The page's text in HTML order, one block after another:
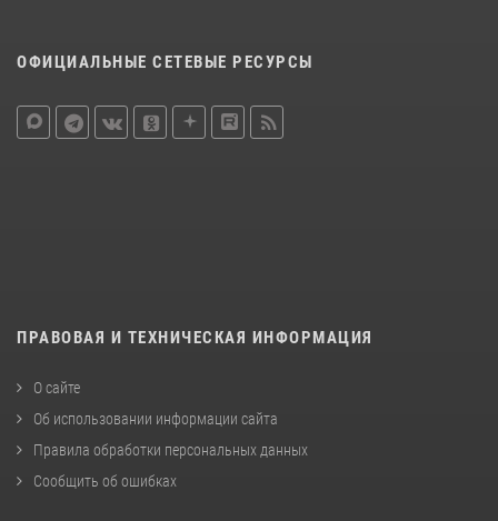
ОФИЦИАЛЬНЫЕ СЕТЕВЫЕ РЕСУРСЫ
ПРАВОВАЯ И ТЕХНИЧЕСКАЯ ИНФОРМАЦИЯ
О сайте
Об использовании информации сайта
Правила обработки персональных данных
Сообщить об ошибках